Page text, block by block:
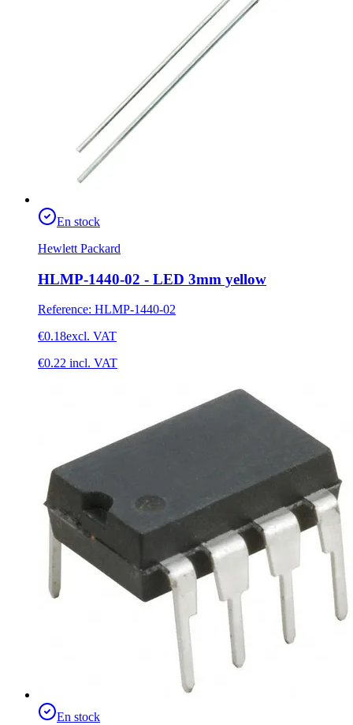
En stock
Hewlett Packard
HLMP-1440-02 - LED 3mm yellow
Reference: HLMP-1440-02
€0.18excl. VAT
€0.22 incl. VAT
En stock